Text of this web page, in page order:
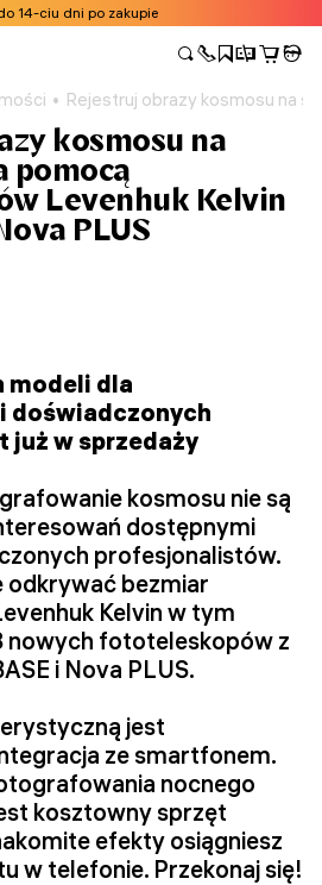
14-ciu dni po zakupie
Rejestruj obrazy kosmosu na
kosmosu na
pomocą
Levenhuk Kelvin
PLUS
modeli dla
doświadczonych
już w sprzedaży
kosmosu nie są
dostępnymi
profesjonalistów.
odkrywać bezmiar
Kelvin w tym
nowych fototeleskopów z
i Nova PLUS.
jest
ze smartfonem.
nocnego
kosztowny sprzęt
efekty osiągniesz
w telefonie. Przekonaj się!